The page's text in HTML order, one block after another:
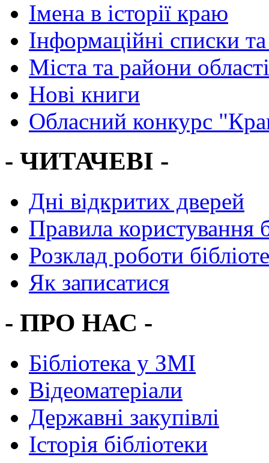
Імена в історії краю
Інформаційні списки
Міста та райони області
Нові книги
Обласний конкурс
- ЧИТАЧЕВІ -
Дні відкритих дверей
Правила користування
Розклад роботи
Як записатися
- ПРО НАС -
Бібліотека у ЗМІ
Відеоматеріали
Державні закупівлі
Історія бібліотеки